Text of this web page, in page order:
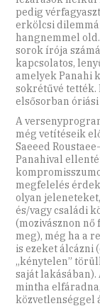
pedig
erkölcsi
hangnemmel
sorok írója
kapcsolatos,
amelyek Panahi
sokrétűvé tették.
elsősorban
A
még vetítéseik
Saeeed
Panahival
megfelelés
olyan
és/vagy családi
(mozivásznon
meg), még ha a
is ezeket álcázni
„kénytelen”
saját
mintha
közvetlenséggel